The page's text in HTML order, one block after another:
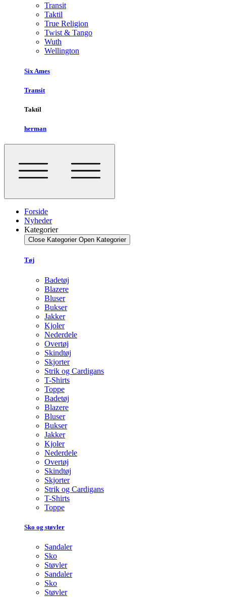
Transit
Taktil
True Religion
Twist & Tango
Wuth
Wellington
Six Ames
Transit
Taktil
herman
Forside
Nyheder
Kategorier
Close Kategorier Open Kategorier
Tøj
Badetøj
Blazere
Bluser
Bukser
Jakker
Kjoler
Nederdele
Overtøj
Skindtøj
Skjorter
Strik og Cardigans
T-Shirts
Toppe
Badetøj
Blazere
Bluser
Bukser
Jakker
Kjoler
Nederdele
Overtøj
Skindtøj
Skjorter
Strik og Cardigans
T-Shirts
Toppe
Sko og støvler
Sandaler
Sko
Støvler
Sandaler
Sko
Støvler